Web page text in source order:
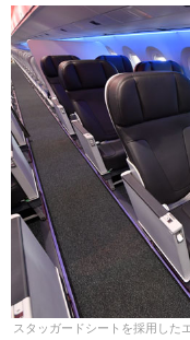
スタッガードシートを採用した